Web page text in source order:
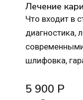
Лечение
Что входит в
диагностика,
шлифовка,
5 900 Р